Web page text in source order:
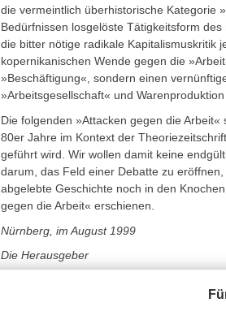
die vermeintlich überhistorische Kategorie
Bedürfnissen losgelöste Tätigkeitsform
die bitter nötige radikale Kapitalismuskritik
kopernikanischen Wende gegen die
»Beschäftigung«, sondern einen
»Arbeitsgesellschaft« und
Die folgenden »Attacken gegen die
80er Jahre im Kontext der
geführt wird. Wir wollen damit keine
darum, das Feld einer Debatte zu
abgelebte Geschichte noch in den
gegen die Arbeit« erschienen.
Nürnberg, im August 1999
Die Herausgeber